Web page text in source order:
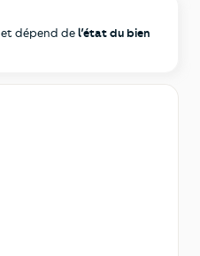
et dépend del’état du bien